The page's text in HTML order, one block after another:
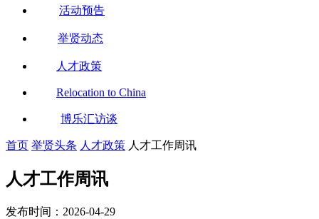
活动预告
举贤动态
人才政策
Relocation to China
博乐汇访谈
首页 举贤头条 人才政策 人才工作周讯
人才工作周讯
发布时间： 2026-04-29